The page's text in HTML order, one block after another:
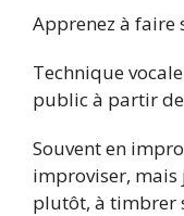
Apprenez à faire
Technique
public à partir
Souvent en
improviser, mais
plutôt, à timbrer